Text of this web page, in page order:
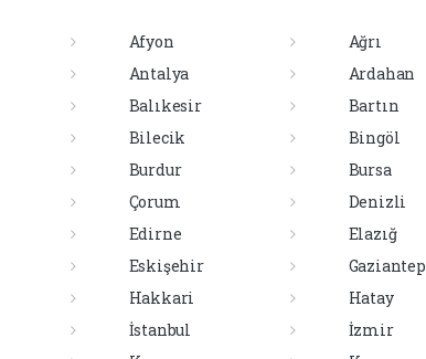
Afyon
Ağrı
Antalya
Ardahan
Balıkesir
Bartın
Bilecik
Bingöl
Burdur
Bursa
Çorum
Denizli
Edirne
Elazığ
Eskişehir
Gaziantep
Hakkari
Hatay
İstanbul
İzmir